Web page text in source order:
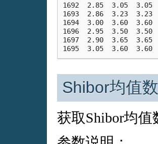
1692  2.85  3.05
1693  2.86  3.23
1694  3.00  3.60
1696  2.95  3.50
1697  2.90  3.65
Shibor均值
获取Shibor均